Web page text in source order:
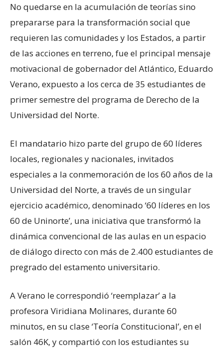
No quedarse en la acumulación de teorías sino
prepararse para la transformación social que
requieren las comunidades y los Estados, a partir
de las acciones en terreno, fue el principal mensaje
motivacional de gobernador del Atlántico, Eduardo
Verano, expuesto a los cerca de 35 estudiantes de
primer semestre del programa de Derecho de la
Universidad del Norte.
El mandatario hizo parte del grupo de 60 líderes
locales, regionales y nacionales, invitados
especiales a la conmemoración de los 60 años de la
Universidad del Norte, a través de un singular
ejercicio académico, denominado ‘60 líderes en los
60 de Uninorte’, una iniciativa que transformó la
dinámica convencional de las aulas en un espacio
de diálogo directo con más de 2.400 estudiantes de
pregrado del estamento universitario.
A Verano le correspondió ‘reemplazar’ a la
profesora Viridiana Molinares, durante 60
minutos, en su clase ‘Teoría Constitucional’, en el
salón 46K, y compartió con los estudiantes su